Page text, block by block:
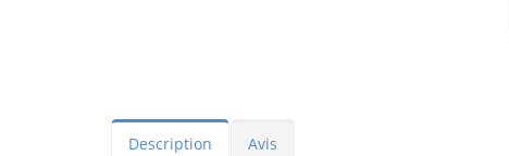
Description Avis